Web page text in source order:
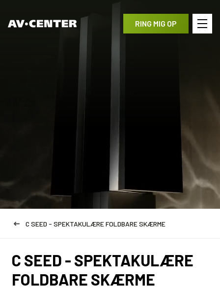
RING MIG OP
C SEED - SPEKTAKULÆRE FOLDBARE SKÆRME
C SEED - SPEKTAKULÆRE
FOLDBARE SKÆRME